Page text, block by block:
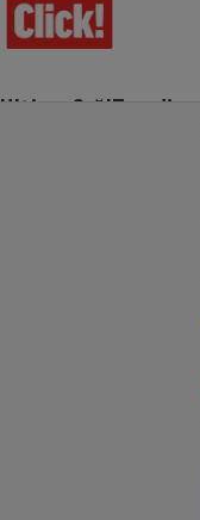
Ultima Oră!Trending